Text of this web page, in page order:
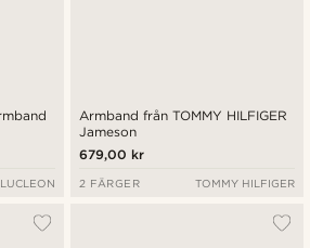
LUCLEON
Armband från TOMMY HILFIGER
Jameson
679,00 kr
2 FÄRGER TOMMY HILFIGER